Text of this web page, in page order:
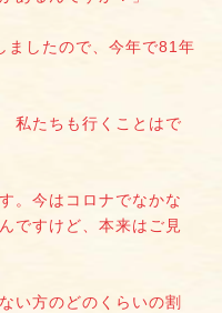
ましたので、今年で81年
私たちも行くことはで
。今はコロナでなかな
ですけど、本来はご見
い方のどのくらいの割